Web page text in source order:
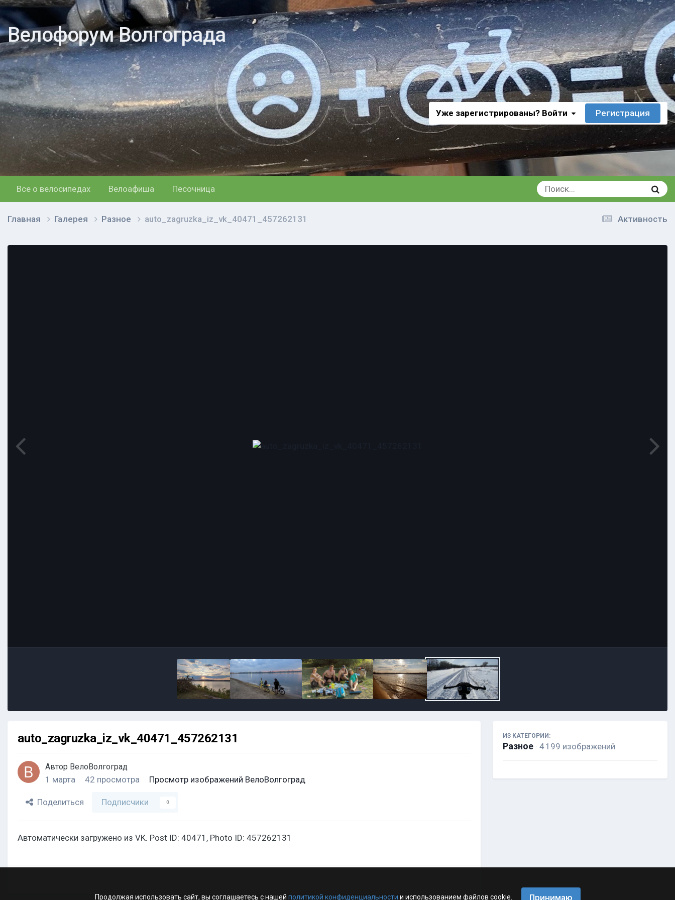
Велофорум Волгограда
Уже зарегистрированы? Войти Регистрация
Все о велосипедах Велоафиша Песочница
Активность
Главная Галерея Разное auto_zagruzka_iz_vk_40471_457262131
auto_zagruzka_iz_vk_40471_457262131
Автор ВелоВолгоград
1 марта 42 просмотра Просмотр изображений ВелоВолгоград
Поделиться Подписчики 0
Автоматически загружено из VK. Post ID: 40471, Photo ID: 457262131
ИЗ КАТЕГОРИИ:
Разное · 4 199 изображений
Продолжая использовать сайт, вы соглашаетесь с нашей политикой конфиденциальности и использованием файлов cookie. Принимаю